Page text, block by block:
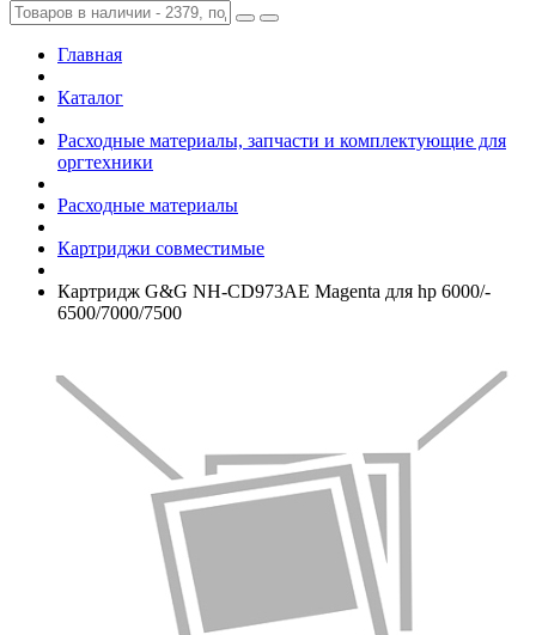
Главная
Каталог
Расходные материалы, запчасти и комплектующие для
оргтехники
Расходные материалы
Картриджи совместимые
Картридж G&G NH-CD973AE Magenta для hp 6000/­
6500/­7000/­7500